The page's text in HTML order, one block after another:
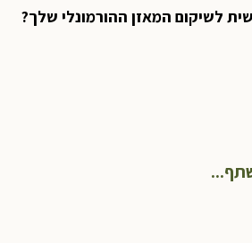
לשיקום המאזן ההורמונלי שלך?